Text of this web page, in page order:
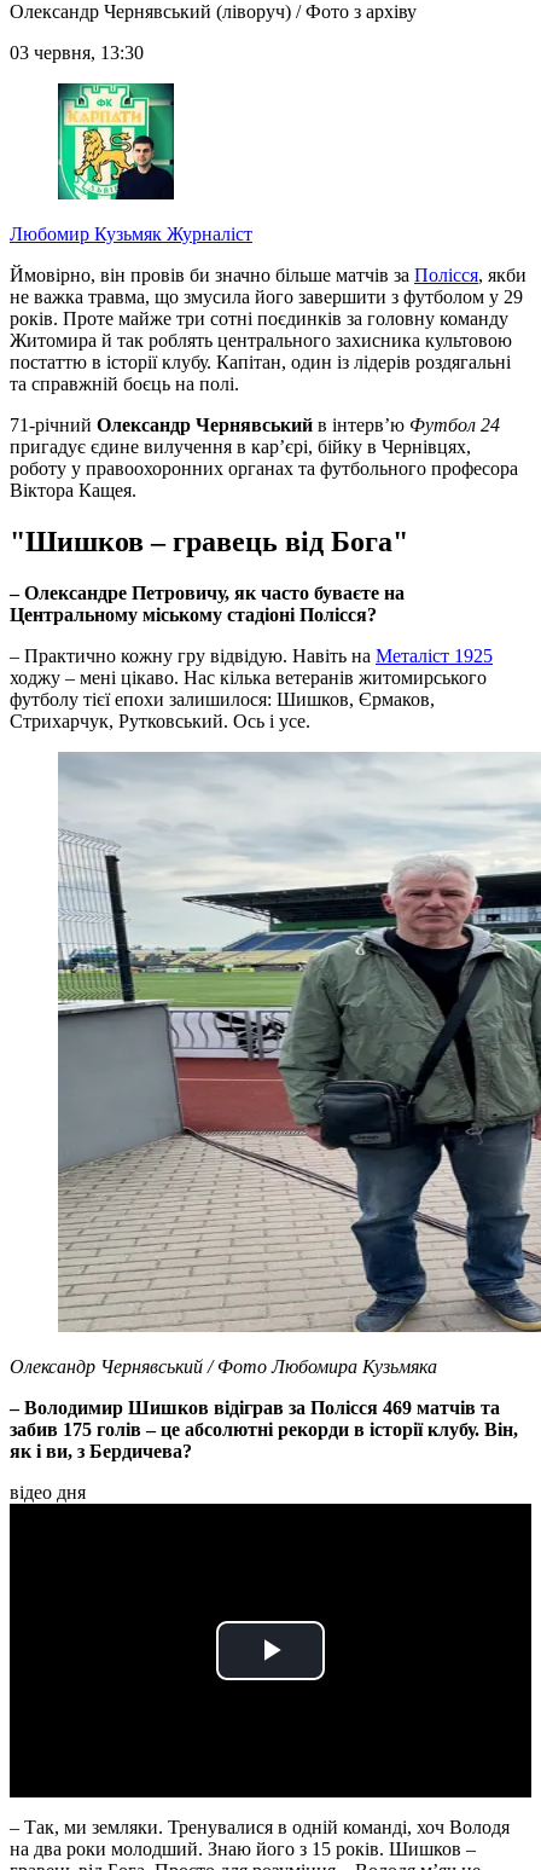
Олександр Чернявський (ліворуч) / Фото з архіву
03 червня, 13:30
Любомир Кузьмяк Журналіст
Ймовірно, він провів би значно більше матчів за Полісся, якби
не важка травма, що змусила його завершити з футболом у 29
років. Проте майже три сотні поєдинків за головну команду
Житомира й так роблять центрального захисника культовою
постаттю в історії клубу. Капітан, один із лідерів роздягальні
та справжній боєць на полі.
71-річний Олександр Чернявський в інтерв’ю Футбол 24
пригадує єдине вилучення в кар’єрі, бійку в Чернівцях,
роботу у правоохоронних органах та футбольного професора
Віктора Кащея.
"Шишков – гравець від Бога"
– Олександре Петровичу, як часто буваєте на
Центральному міському стадіоні Полісся?
– Практично кожну гру відвідую. Навіть на Металіст 1925
ходжу – мені цікаво. Нас кілька ветеранів житомирського
футболу тієї епохи залишилося: Шишков, Єрмаков,
Стрихарчук, Рутковський. Ось і усе.
Олександр Чернявський / Фото Любомира Кузьмяка
– Володимир Шишков відіграв за Полісся 469 матчів та
забив 175 голів – це абсолютні рекорди в історії клубу. Він,
як і ви, з Бердичева?
відео дня
Play
– Так, ми земляки. Тренувалися в одній команді, хоч Володя
на два роки молодший. Знаю його з 15 років. Шишков –